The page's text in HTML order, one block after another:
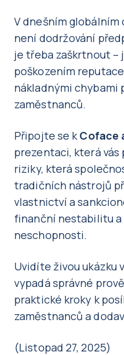
V dnešním
není dodržování
je třeba zaškrtnout –
poškozením
nákladnými chybami
zaměstnanců.
Připojte se kCoface
prezentaci, která
riziky, která
tradičních nástrojů
vlastnictví a
finanční nestabilitu
neschopnosti.
​Uvidíte živou ukázku
vypadá správné
praktické kroky k
zaměstnanců a
(Listopad 27, 2025)